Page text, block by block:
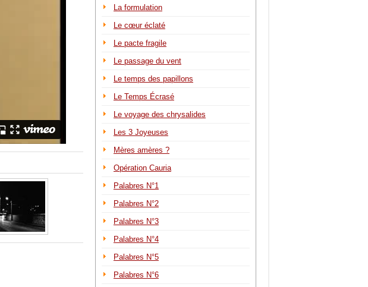
La formulation
Le cœur éclaté
Le pacte fragile
Le passage du vent
Le temps des papillons
Le Temps Écrasé
Le voyage des chrysalides
Les 3 Joyeuses
Mères amères ?
Opération Cauria
Palabres N°1
Palabres N°2
Palabres N°3
Palabres N°4
Palabres N°5
Palabres N°6